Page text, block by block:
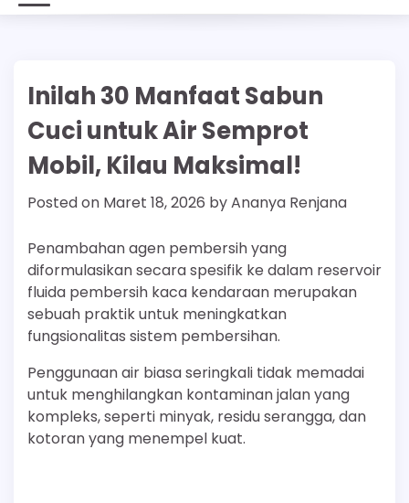
Inilah 30 Manfaat Sabun
Cuci untuk Air Semprot
Mobil, Kilau Maksimal!
Posted on Maret 18, 2026 byAnanya Renjana
Penambahan agen pembersih yang
diformulasikan secara spesifik ke dalam reservoir
fluida pembersih kaca kendaraan merupakan
sebuah praktik untuk meningkatkan
fungsionalitas sistem pembersihan.
Penggunaan air biasa seringkali tidak memadai
untuk menghilangkan kontaminan jalan yang
kompleks, seperti minyak, residu serangga, dan
kotoran yang menempel kuat.